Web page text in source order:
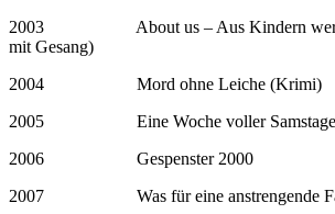
2003 About us – Aus Kindern
mit Gesang)
2004 Mord ohne Leiche (Krimi)
2005 Eine Woche voller Samstage
2006 Gespenster 2000
2007 Was für eine anstrengende